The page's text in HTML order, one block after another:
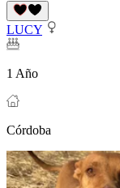
LUCY
1 Año
Córdoba